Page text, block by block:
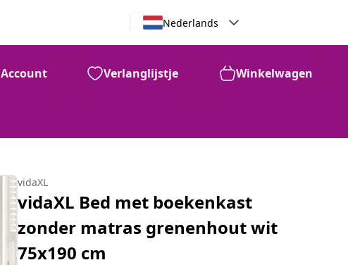
Nederlands
Account Verlanglijstje Winkelwagen
vidaXL
vidaXL Bed met boekenkast
zonder matras grenenhout wit
75x190 cm